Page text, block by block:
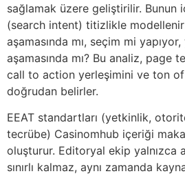
sağlamak üzere geliştirilir. Bunun
(search intent) titizlikle
aşamasında mı, seçim mi
aşamasında mı? Bu analiz, page
call to action yerleşimini ve ton of
doğrudan belirler.
EEAT standartları (yetkinlik,
tecrübe) Casinomhub içeriği
oluşturur. Editoryal ekip yalnızca
sınırlı kalmaz, aynı zamanda